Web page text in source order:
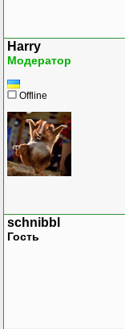
Harry
Модератор
Offline
schnibbl
Гость